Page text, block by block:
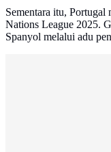
Sementara itu, Portugal
Nations League 2025.
Spanyol melalui adu